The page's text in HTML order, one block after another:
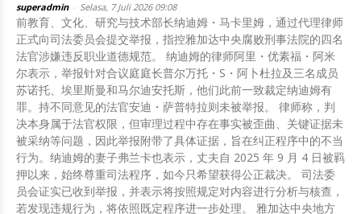
superadmin Selasa, 7 Juli 2026 09:08
前教育、文化、研究与技术部长纳迪姆・马卡里姆，通过代理律师
正式向司法委员会提交举报，指控雅加达中央腐败刑事法院的四名
法官涉嫌违反职业道德规范。 纳迪姆的律师阿里・优素福・阿米
尔表示，举报针对合议庭庭长普尔万托・S・阿卜杜拉及三名成员
苏诺托、埃里斯曼和马尔迪安托斯，他们此前一致裁定纳迪姆有
罪。持不同意见的法官安迪・萨普特拉则未被举报。 律师称，判
决本身属于法官权限，但审理过程中存在事实被歪曲、关键证据未
被采纳等问题，因此举报附带了具体证据，旨在纠正程序中的不当
行为。纳迪姆的妻子弗兰卡也表示，丈夫自 2025 年 9 月 4 日被羁
押以来，始终尊重司法程序，如今只希望获得公正裁决。 司法委
员会证实已收到举报，并表示将按照规定对内容进行分析与核查，
若发现违规行为，将依照既定程序进一步处理。 雅加达中央地方